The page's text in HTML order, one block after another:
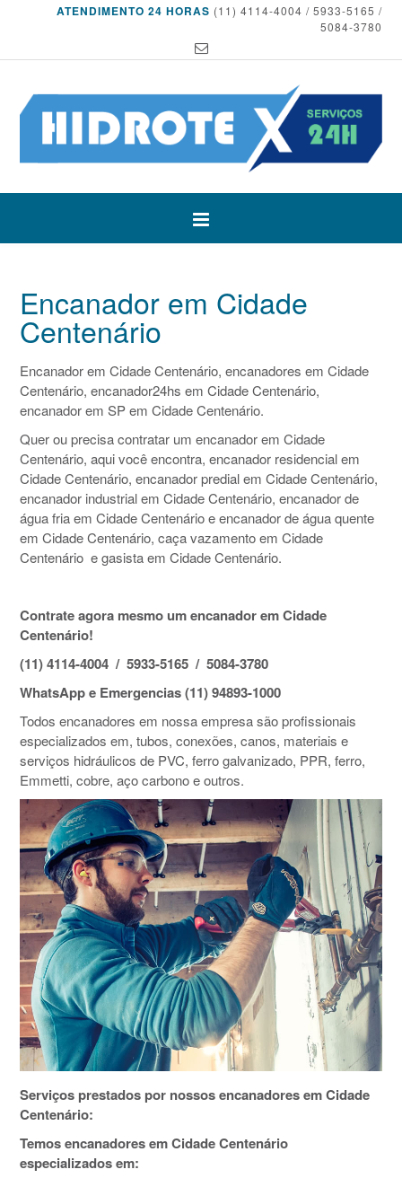
ATENDIMENTO 24 HORAS (11) 4114-4004 / 5933-5165 /
5084-3780
Encanador em Cidade
Centenário
Encanador em Cidade Centenário, encanadores em Cidade
Centenário, encanador24hs em Cidade Centenário,
encanador em SP em Cidade Centenário.
Quer ou precisa contratar um encanador em Cidade
Centenário, aqui você encontra, encanador residencial em
Cidade Centenário, encanador predial em Cidade Centenário,
encanador industrial em Cidade Centenário, encanador de
água fria em Cidade Centenário e encanador de água quente
em Cidade Centenário, caça vazamento em Cidade
Centenário e gasista em Cidade Centenário.
Contrate agora mesmo um encanador em Cidade
Centenário!
(11) 4114-4004 / 5933-5165 / 5084-3780
WhatsApp e Emergencias (11) 94893-1000
Todos encanadores em nossa empresa são profissionais
especializados em, tubos, conexões, canos, materiais e
serviços hidráulicos de PVC, ferro galvanizado, PPR, ferro,
Emmetti, cobre, aço carbono e outros.
Serviços prestados por nossos encanadores em Cidade
Centenário:
Temos encanadores em Cidade Centenário
especializados em: